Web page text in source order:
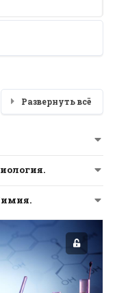
Развернуть всё